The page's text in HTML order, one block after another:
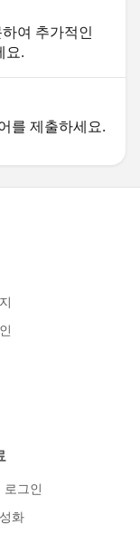
여 추가적인
요.
를 제출하세요.